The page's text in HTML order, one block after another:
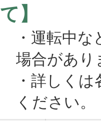
て】
・運転中な
場合があり
・詳しくは
ください。